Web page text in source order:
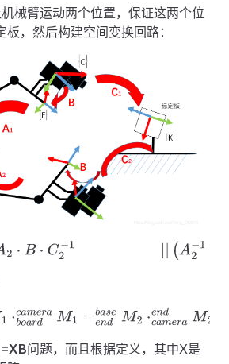
械臂运动两个位置，保证这两个位
，然后构建空间变换回路：
1= A 2⋅B ⋅C2−1
endM1⋅b oard camer M1=end eM2
问题，而且根据定义，其中X是